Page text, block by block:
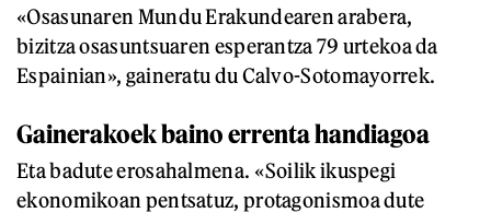
«Osasunaren Mundu Erakundearen arabera,
bizitza osasuntsuaren esperantza 79 urtekoa da
Espainian», gaineratu du Calvo-Sotomayorrek.
Gainerakoek baino errenta handiagoa
Eta badute erosahalmena. «Soilik ikuspegi
ekonomikoan pentsatuz, protagonismoa dute